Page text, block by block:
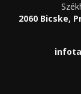
2060 Bicske,